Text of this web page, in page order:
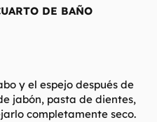
DE BAÑO
y el espejo después de
jabón, pasta de dientes,
completamente seco.